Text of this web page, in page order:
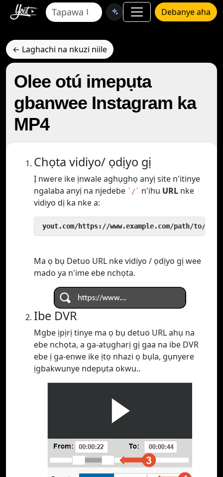
Debanye aha
← Laghachi na nkuzi niile
Olee otú imepụta
gbanwee Instagram ka
MP4
Chọta vidiyo/ ọdịyo gị
Ị nwere ike ịnwale aghụghọ anyị site n'itinye
ngalaba anyị na njedebe `/` n'ihu URL nke
vidiyo dị ka nke a:
yout.com/https://www.example.com/path/to/
Ma ọ bụ Detuo URL nke vidiyo / ọdịyo gị wee
mado ya n'ime ebe nchọta.
Ibe DVR
Mgbe ịpịrị tinye ma ọ bụ detuo URL ahụ na
ebe nchọta, a ga-atụgharị gị gaa na ibe DVR
ebe ị ga-enwe ike ịtọ nhazi ọ bụla, gụnyere
ịgbakwunye ndepụta okwu..